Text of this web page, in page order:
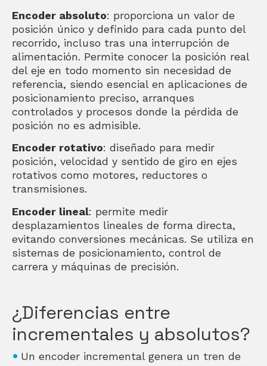
Encoder absoluto: proporciona un valor de
posición único y definido para cada punto del
recorrido, incluso tras una interrupción de
alimentación. Permite conocer la posición real
del eje en todo momento sin necesidad de
referencia, siendo esencial en aplicaciones de
posicionamiento preciso, arranques
controlados y procesos donde la pérdida de
posición no es admisible.
Encoder rotativo: diseñado para medir
posición, velocidad y sentido de giro en ejes
rotativos como motores, reductores o
transmisiones.
Encoder lineal: permite medir
desplazamientos lineales de forma directa,
evitando conversiones mecánicas. Se utiliza en
sistemas de posicionamiento, control de
carrera y máquinas de precisión.
¿Diferencias entre
incrementales y absolutos?
Un encoder incremental genera un tren de